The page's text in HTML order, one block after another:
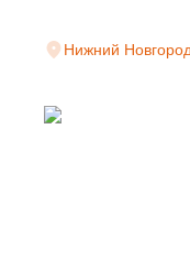
Нижний Новгород